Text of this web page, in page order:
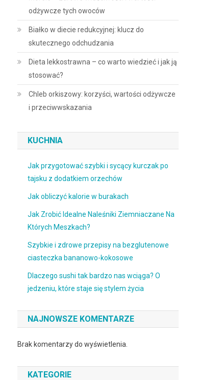
odżywcze tych owoców
Białko w diecie redukcyjnej: klucz do
skutecznego odchudzania
Dieta lekkostrawna – co warto wiedzieć i jak ją
stosować?
Chleb orkiszowy: korzyści, wartości odżywcze
i przeciwwskazania
KUCHNIA
Jak przygotować szybki i sycący kurczak po
tajsku z dodatkiem orzechów
Jak obliczyć kalorie w burakach
Jak Zrobić Idealne Naleśniki Ziemniaczane Na
Których Meszkach?
Szybkie i zdrowe przepisy na bezglutenowe
ciasteczka bananowo-kokosowe
Dlaczego sushi tak bardzo nas wciąga? O
jedzeniu, które staje się stylem życia
NAJNOWSZE KOMENTARZE
Brak komentarzy do wyświetlenia.
KATEGORIE